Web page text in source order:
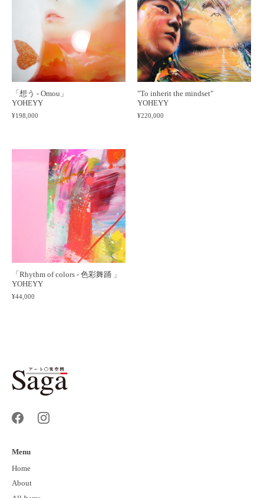
「想う - Omou」
YOHEYY
¥198,000
"To inherit the mindset"
YOHEYY
¥220,000
「Rhythm of colors - 色彩舞踊 」
YOHEYY
¥44,000
Menu
Home
About